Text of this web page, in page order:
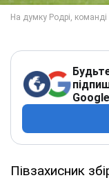
Google
Півзахисник